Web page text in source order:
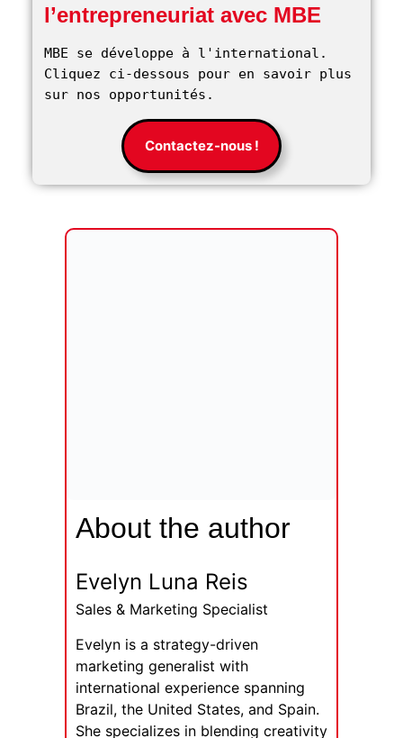
l’entrepreneuriat avec MBE
MBE se développe à l'international.
Cliquez ci-dessous pour en savoir plus
sur nos opportunités.
Contactez-nous !
About the author
Evelyn Luna Reis
Sales & Marketing Specialist
Evelyn is a strategy-driven
marketing generalist with
international experience spanning
Brazil, the United States, and Spain.
She specializes in blending creativity